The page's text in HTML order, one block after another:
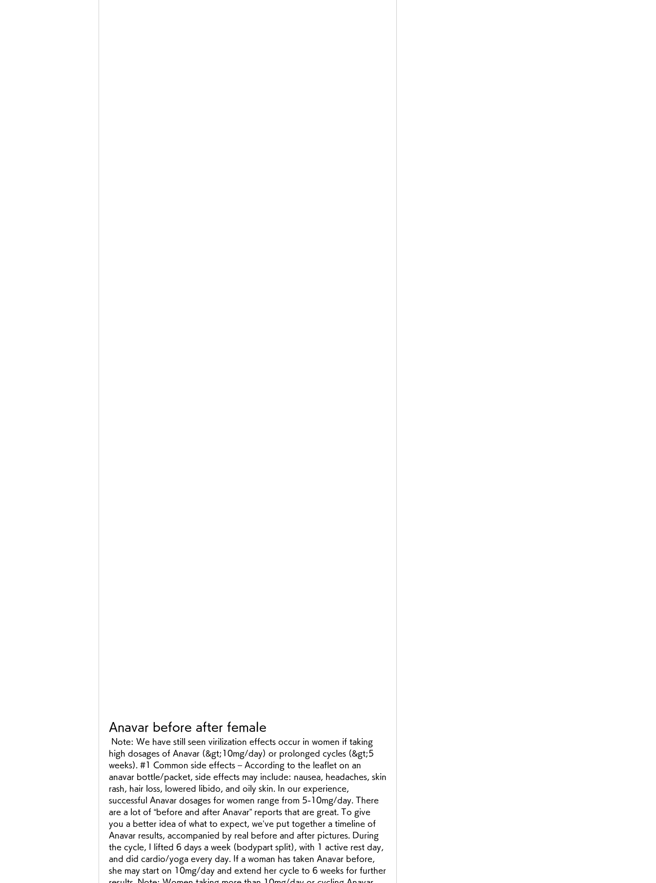
Anavar before after female
high dosages of Anavar (&gt;10mg/day) or prolonged cycles (&gt;5
weeks). #1 Common side effects – According to the leaflet on an
anavar bottle/packet, side effects may include: nausea, headaches, skin
rash, hair loss, lowered libido, and oily skin. In our experience,
successful Anavar dosages for women range from 5-10mg/day. There
are a lot of “before and after Anavar” reports that are great. To give
you a better idea of what to expect, we’ve put together a timeline of
Anavar results, accompanied by real before and after pictures. During
the cycle, I lifted 6 days a week (bodypart split), with 1 active rest day,
and did cardio/yoga every day. If a woman has taken Anavar before,
she may start on 10mg/day and extend her cycle to 6 weeks for further